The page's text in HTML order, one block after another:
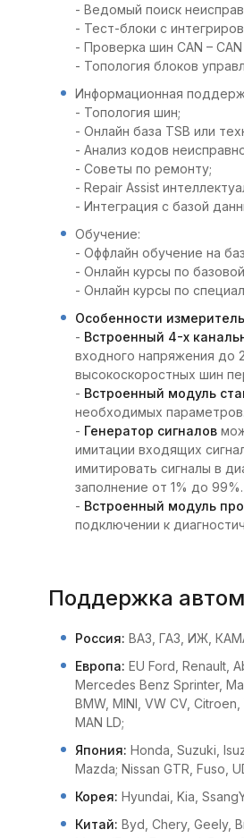
- Ведомый поиск
- Тест-блоки с
- Проверка шин CAN – CAN
- Топология блоков
Информационная
- Топология шин;
- Онлайн база TSB или
- Анализ кодов
- Советы по ремонту;
- Repair Assist
- Интеграция с базой
Обучение:
- Оффлайн обучение на
- Онлайн курсы по
- Онлайн курсы по
Особенности
- Встроенный 4-х
входного напряжения до
высокоскоростных шин
- Встроенный модуль
необходимых параметров.
- Генератор сигналов
имитации входящих
имитировать сигналы в
заполнение от 1% до 99%.
- Встроенный модуль
подключении к
Поддержка
Россия: ВАЗ, ГАЗ, ИЖ,
Европа: EU Ford, Renault,
Mercedes Benz Sprinter,
BMW, MINI, VW CV,
MAN LD;
Япония: Honda, Suzuki,
Mazda; Nissan GTR, Fuso,
Корея: Hyundai, Kia,
Китай: Byd, Chery, Geely,